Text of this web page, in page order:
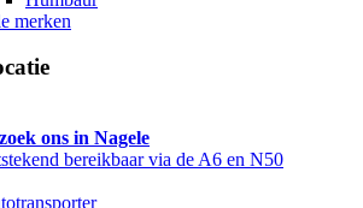
merken
ons in Nagele
bereikbaar via de A6 en N50